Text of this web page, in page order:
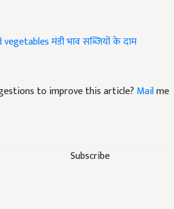
Subscribe
मंडी भावसब्जियों के दाम
to improve this article? Mailme